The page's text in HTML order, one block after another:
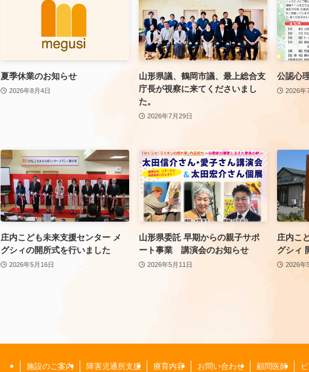
夏季休業のお知らせ
2026年8月4日
山形県議、鶴岡市議、最上総合支
庁長が視察に来てくださいまし
た。
2026年7月29日
公認心
2026年
庄内こども未来支援センター メ
グシィの開所式を行いました
2026年5月16日
山形県委託 早期からの親子サポ
ート事業 講演会のお知らせ
2026年5月11日
庄内こ
グシィ
2026年
施設のご案内 障害児通所支援 療育内容 お問い合わせ 顧問医師